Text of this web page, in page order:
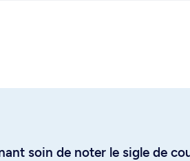
soin de noter le sigle de